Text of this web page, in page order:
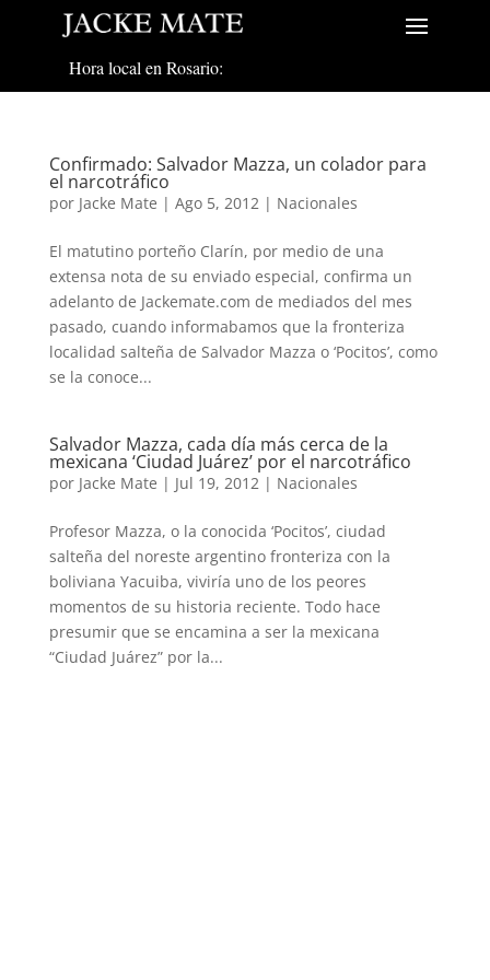
Hora local en Rosario:
Confirmado: Salvador Mazza, un colador para
el narcotráfico
por Jacke Mate | Ago 5, 2012 | Nacionales
El matutino porteño Clarín, por medio de una
extensa nota de su enviado especial, confirma un
adelanto de Jackemate.com de mediados del mes
pasado, cuando informabamos que la fronteriza
localidad salteña de Salvador Mazza o ‘Pocitos’, como
se la conoce...
Salvador Mazza, cada día más cerca de la
mexicana ‘Ciudad Juárez’ por el narcotráfico
por Jacke Mate | Jul 19, 2012 | Nacionales
Profesor Mazza, o la conocida ‘Pocitos’, ciudad
salteña del noreste argentino fronteriza con la
boliviana Yacuiba, viviría uno de los peores
momentos de su historia reciente. Todo hace
presumir que se encamina a ser la mexicana
“Ciudad Juárez” por la...